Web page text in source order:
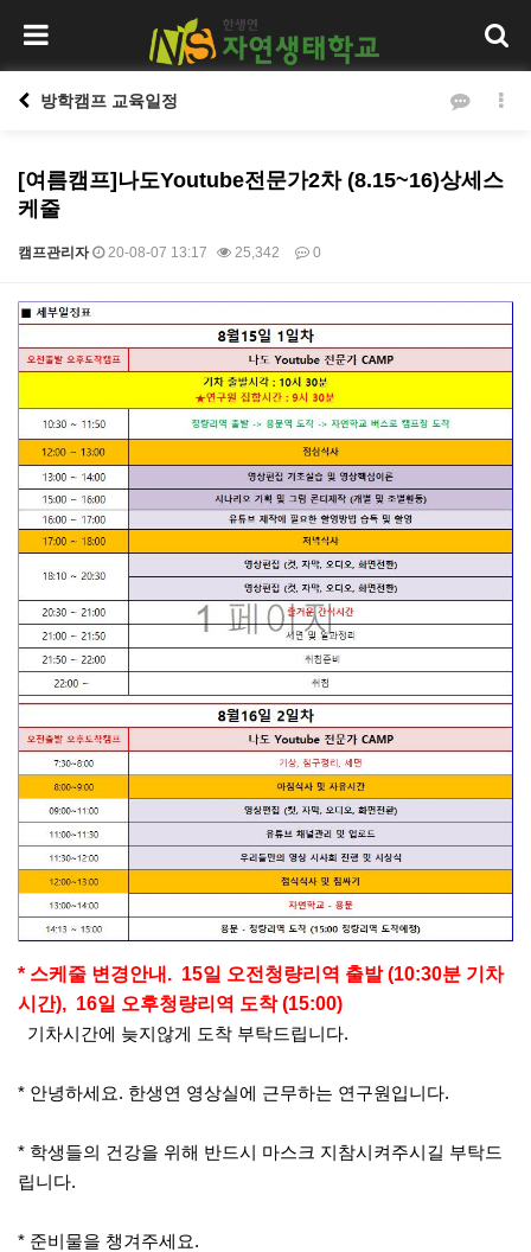
방학캠프 교육일정
[여름캠프]나도Youtube전문가2차 (8.15~16)상세스
케줄
캠프관리자 20-08-07 13:17 25,342 0
본문
* 스케줄 변경안내. 15일 오전청량리역 출발 (10:30분 기차
시간), 16일 오후청량리역 도착 (15:00)
기차시간에 늦지않게 도착 부탁드립니다.
* 안녕하세요. 한생연 영상실에 근무하는 연구원입니다.
* 학생들의 건강을 위해 반드시 마스크 지참시켜주시길 부탁드
립니다.
* 준비물을 챙겨주세요.